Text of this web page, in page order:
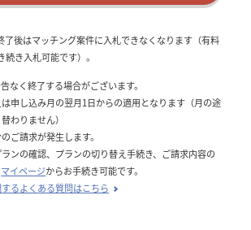
後はマッチング案件に入札できなくなります（有料
き入札可能です）。
なく終了する場合がございます。
申し込み月の翌月1日からの適用となります（月の途
わりません）
ご請求が発生します。
ンの確認、プランの切り替え手続き、ご請求内容の
マイページからお手続き可能です。
るよくある質問はこちら